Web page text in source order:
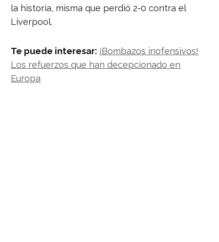
la historia, misma que perdió 2-0 contra el
Liverpool.
Te puede interesar: ¡Bombazos inofensivos!
Los refuerzos que han decepcionado en
Europa